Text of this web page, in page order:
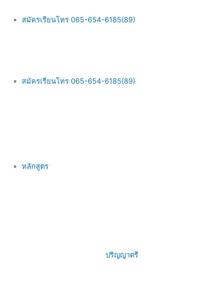
สมัครเรียนโทร 065-654-6185(89)
สมัครเรียนโทร 065-654-6185(89)
หลักสูตร
ปริญญาตรี
Menu